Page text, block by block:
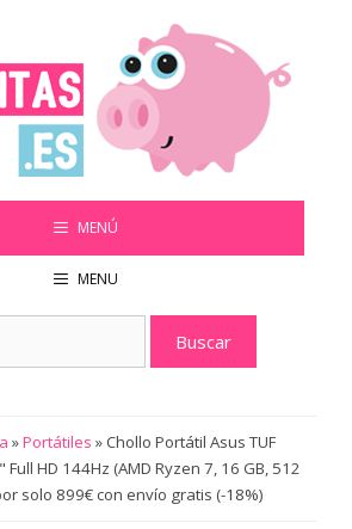
MENÚ
MENU
»Portátiles » Chollo Portátil Asus TUF
HD 144Hz (AMD Ryzen 7, 16 GB, 512
solo 899€ con envío gratis (-18%)